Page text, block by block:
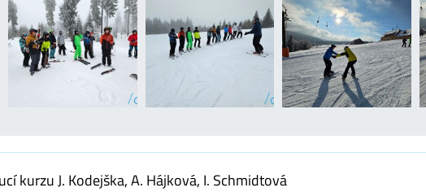
kurzu J. Kodejška, A. Hájková, I. Schmidtová